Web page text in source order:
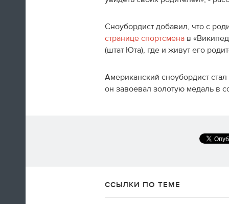
Юлия Липницкая
Сноубордист добавил, что с
странице спортсмена в
(штат Юта), где и живут его
Американский сноубордист
он завоевал золотую медаль в
ССЫЛКИ ПО ТЕМЕ